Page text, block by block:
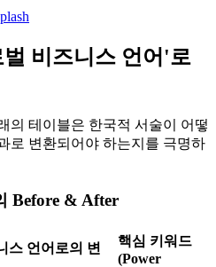
비즈니스 언어'로
의 테이블은 한국적 서술이 어떻
로 변환되어야 하는지를 극명하
Before & After
스 언어로의 변
핵심 키워드
(Power